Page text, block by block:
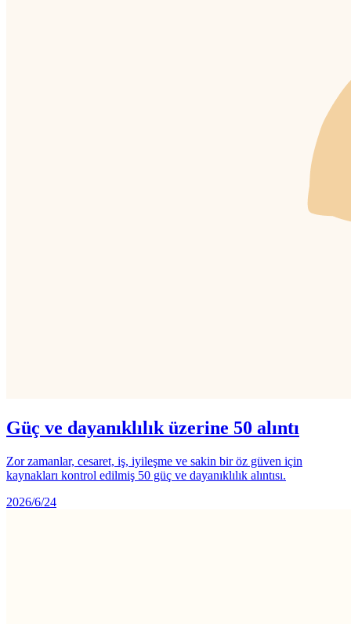
Güç ve dayanıklılık üzerine 50 alıntı
Zor zamanlar, cesaret, iş, iyileşme ve sakin bir öz güven için
kaynakları kontrol edilmiş 50 güç ve dayanıklılık alıntısı.
2026/6/24